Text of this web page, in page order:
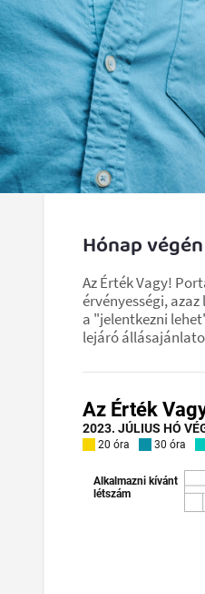
Hónap
Az Érték Vagy!
érvényességi,
a "jelentkezni
lejáró